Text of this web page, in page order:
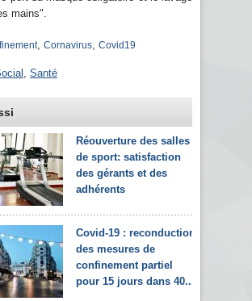
mains".
, Cornavirus Covid19
Santé
Réouverture des salles
de sport: satisfaction
des gérants et des
adhérents
Covid-19 : reconduction
des mesures de
confinement partiel
pour 15 jours dans 40...